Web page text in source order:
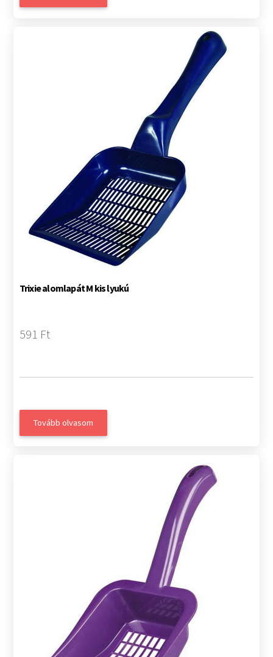
Trixie alomlapát M kis lyukú
591 Ft
Tovább olvasom